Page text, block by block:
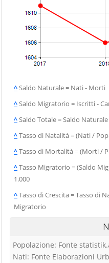
^Saldo Naturale = Nati - Morti
^Saldo Migratorio = Iscritti -
^Saldo Totale = Saldo
^Tasso di Natalità = (Nati /
^Tasso di Mortalità = (Morti /
^Tasso Migratorio = (Saldo
1.000
^Tasso di Crescita = Tasso di
Migratorio
Popolazione: Fonte
Nati: Fonte Elaborazioni